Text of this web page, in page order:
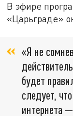
В эфире
«Царьграде»
«Я не
будет
следует,
интернета